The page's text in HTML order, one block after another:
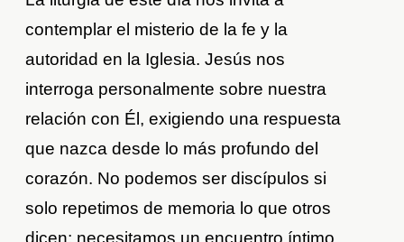
contemplar el misterio de la fe y la
autoridad en la Iglesia. Jesús nos
interroga personalmente sobre nuestra
relación con Él, exigiendo una respuesta
que nazca desde lo más profundo del
corazón. No podemos ser discípulos si
solo repetimos de memoria lo que otros
dicen; necesitamos un encuentro íntimo